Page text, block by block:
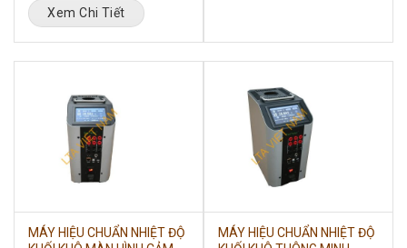
Xem Chi Tiết
MÁY HIỆU CHUẨN NHIỆT ĐỘ
MÁY HIỆU CHUẨN NHIỆT ĐỘ